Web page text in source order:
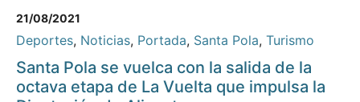
21/08/2021
Deportes, Noticias, Portada, Santa Pola, Turismo
Santa Pola se vuelca con la salida de la
octava etapa de La Vuelta que impulsa la